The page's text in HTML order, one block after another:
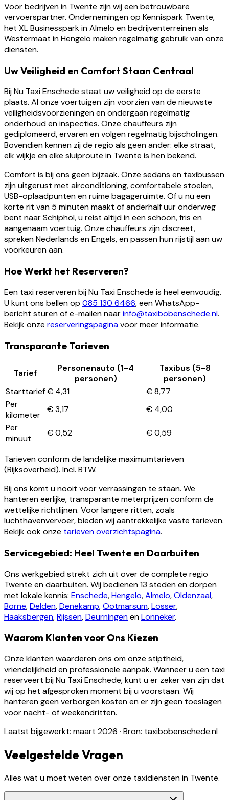
Voor bedrijven in Twente zijn wij een betrouwbare
vervoerspartner. Ondernemingen op Kennispark Twente,
het XL Businesspark in Almelo en bedrijventerreinen als
Westermaat in Hengelo maken regelmatig gebruik van onze
diensten.
Uw Veiligheid en Comfort Staan Centraal
Bij Nu Taxi Enschede staat uw veiligheid op de eerste
plaats. Al onze voertuigen zijn voorzien van de nieuwste
veiligheidsvoorzieningen en ondergaan regelmatig
onderhoud en inspecties. Onze chauffeurs zijn
gediplomeerd, ervaren en volgen regelmatig bijscholingen.
Bovendien kennen zij de regio als geen ander: elke straat,
elk wijkje en elke sluiproute in Twente is hen bekend.
Comfort is bij ons geen bijzaak. Onze sedans en taxibussen
zijn uitgerust met airconditioning, comfortabele stoelen,
USB-oplaadpunten en ruime bagageruimte. Of u nu een
korte rit van 5 minuten maakt of anderhalf uur onderweg
bent naar Schiphol, u reist altijd in een schoon, fris en
aangenaam voertuig. Onze chauffeurs zijn discreet,
spreken Nederlands en Engels, en passen hun rijstijl aan uw
voorkeuren aan.
Hoe Werkt het Reserveren?
Een taxi reserveren bij Nu Taxi Enschede is heel eenvoudig.
U kunt ons bellen op 085 130 6466, een WhatsApp-
bericht sturen of e-mailen naarinfo@taxibobenschede.nl.
Bekijk onze reserveringspaginavoor meer informatie.
Transparante Tarieven
Tarief
Personenauto (1-4
personen)
Taxibus (5-8
personen)
Starttarief€ 4,31
€ 8,77
Per
kilometer
€ 3,17
€ 4,00
Per
minuut
€ 0,52 € 0,59
Tarieven conform de landelijke maximumtarieven
(Rijksoverheid). Incl. BTW.
Bij ons komt u nooit voor verrassingen te staan. We
hanteren eerlijke, transparante meterprijzen conform de
wettelijke richtlijnen. Voor langere ritten, zoals
luchthavenvervoer, bieden wij aantrekkelijke vaste tarieven.
Bekijk ook onze tarieven overzichtspagina.
Servicegebied: Heel Twente en Daarbuiten
Ons werkgebied strekt zich uit over de complete regio
Twente en daarbuiten. Wij bedienen 13 steden en dorpen
met lokale kennis: Enschede,Hengelo,Almelo,Oldenzaal,
Borne,Delden,Denekamp,Ootmarsum,Losser,
Haaksbergen,Rijssen,DeurningenenLonneker.
Waarom Klanten voor Ons Kiezen
Onze klanten waarderen ons om onze stiptheid,
vriendelijkheid en professionele aanpak. Wanneer u een taxi
reserveert bij Nu Taxi Enschede, kunt u er zeker van zijn dat
wij op het afgesproken moment bij u voorstaan. Wij
hanteren geen verborgen kosten en er zijn geen toeslagen
voor nacht- of weekendritten.
Laatst bijgewerkt: maart 2026 · Bron: taxibobenschede.nl
Veelgestelde Vragen
Alles wat u moet weten over onze taxidiensten in Twente.